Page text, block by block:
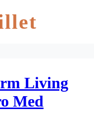
Living
Med